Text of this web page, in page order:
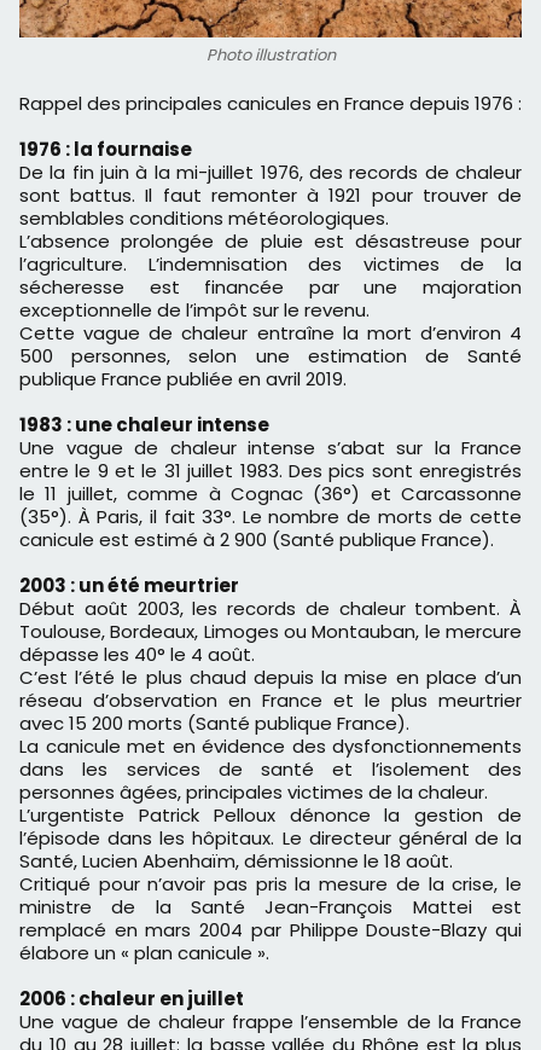
Photo illustration
Rappel des principales canicules en France depuis 1976 :
1976 : la fournaise
De la fin juin à la mi-juillet 1976, des records de chaleur
sont battus. Il faut remonter à 1921 pour trouver de
semblables conditions météorologiques.
L’absence prolongée de pluie est désastreuse pour
l’agriculture. L’indemnisation des victimes de la
sécheresse est financée par une majoration
exceptionnelle de l’impôt sur le revenu.
Cette vague de chaleur entraîne la mort d’environ 4
500 personnes, selon une estimation de Santé
publique France publiée en avril 2019.
1983 : une chaleur intense
Une vague de chaleur intense s’abat sur la France
entre le 9 et le 31 juillet 1983. Des pics sont enregistrés
le 11 juillet, comme à Cognac (36°) et Carcassonne
(35°). À Paris, il fait 33°. Le nombre de morts de cette
canicule est estimé à 2 900 (Santé publique France).
2003 : un été meurtrier
Début août 2003, les records de chaleur tombent. À
Toulouse, Bordeaux, Limoges ou Montauban, le mercure
dépasse les 40° le 4 août.
C’est l’été le plus chaud depuis la mise en place d’un
réseau d’observation en France et le plus meurtrier
avec 15 200 morts (Santé publique France).
La canicule met en évidence des dysfonctionnements
dans les services de santé et l’isolement des
personnes âgées, principales victimes de la chaleur.
L’urgentiste Patrick Pelloux dénonce la gestion de
l’épisode dans les hôpitaux. Le directeur général de la
Santé, Lucien Abenhaïm, démissionne le 18 août.
Critiqué pour n’avoir pas pris la mesure de la crise, le
ministre de la Santé Jean-François Mattei est
remplacé en mars 2004 par Philippe Douste-Blazy qui
élabore un « plan canicule ».
2006 : chaleur en juillet
Une vague de chaleur frappe l’ensemble de la France
du 10 au 28 juillet: la basse vallée du Rhône est la plus